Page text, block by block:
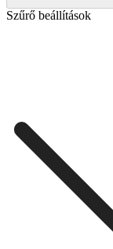
Szűrő beállítások